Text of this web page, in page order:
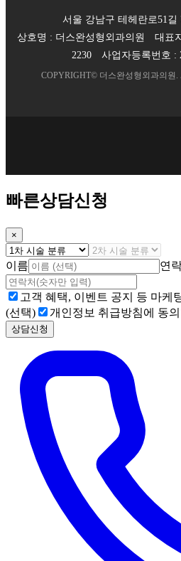
서울 강남구 테헤란로51길
상호명 : 더스완성형외과의원 대표
2230
사업자등록번호 :
COPYRIGHT© 더스완성형외과의원 .
빠른상담신청
×
이름 연
고객 혜택, 이벤트 공지 등 마케
(선택)
개인정보 취급방침에 동
상담신청